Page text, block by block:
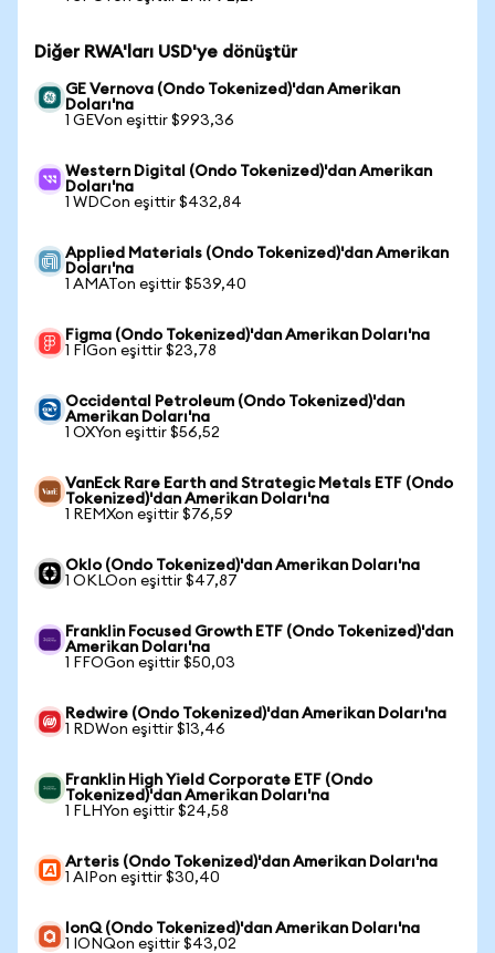
Diğer RWA'ları USD'ye dönüştür
GE Vernova (Ondo Tokenized)'dan Amerikan
Doları'na
1 GEVon eşittir $993,36
Western Digital (Ondo Tokenized)'dan Amerikan
Doları'na
1 WDCon eşittir $432,84
Applied Materials (Ondo Tokenized)'dan Amerikan
Doları'na
1 AMATon eşittir $539,40
Figma (Ondo Tokenized)'dan Amerikan Doları'na
1 FIGon eşittir $23,78
Occidental Petroleum (Ondo Tokenized)'dan
Amerikan Doları'na
1 OXYon eşittir $56,52
VanEck Rare Earth and Strategic Metals ETF (Ondo
Tokenized)'dan Amerikan Doları'na
1 REMXon eşittir $76,59
Oklo (Ondo Tokenized)'dan Amerikan Doları'na
1 OKLOon eşittir $47,87
Franklin Focused Growth ETF (Ondo Tokenized)'dan
Amerikan Doları'na
1 FFOGon eşittir $50,03
Redwire (Ondo Tokenized)'dan Amerikan Doları'na
1 RDWon eşittir $13,46
Franklin High Yield Corporate ETF (Ondo
Tokenized)'dan Amerikan Doları'na
1 FLHYon eşittir $24,58
Arteris (Ondo Tokenized)'dan Amerikan Doları'na
1 AIPon eşittir $30,40
IonQ (Ondo Tokenized)'dan Amerikan Doları'na
1 IONQon eşittir $43,02